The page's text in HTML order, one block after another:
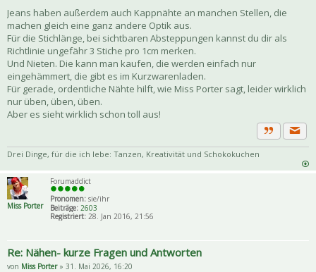
Jeans haben außerdem auch Kappnähte an manchen Stellen, die
machen gleich eine ganz andere Optik aus.
Für die Stichlänge, bei sichtbaren Absteppungen kannst du dir als
Richtlinie ungefähr 3 Stiche pro 1cm merken.
Und Nieten. Die kann man kaufen, die werden einfach nur
eingehämmert, die gibt es im Kurzwarenladen.
Für gerade, ordentliche Nähte hilft, wie Miss Porter sagt, leider wirklich
nur üben, üben, üben.
Aber es sieht wirklich schon toll aus!
Zitat
Drei Dinge, für die ich lebe: Tanzen, Kreativität und Schokokuchen
Miss Porter
Forumaddict
Pronomen: sie/ihr
Beiträge: 2603
Registriert: 28. Jan 2016, 21:56
Re: Nähen- kurze Fragen und Antworten
von Miss Porter» 31. Mai 2026, 16:20